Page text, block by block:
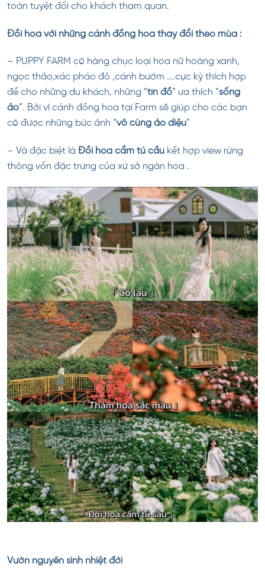
toàn tuyệt đối cho khách tham quan.
Đồi hoa với những cánh đồng hoa thay đổi theo mùa :
– PUPPY FARM có hàng chục loại hoa nữ hoàng xanh,
ngọc thảo,xác pháo đỏ ,cánh bướm ….cực kỳ thích hợp
để cho những du khách, những “tín đồ” ưa thích “sống
ảo”. Bởi vì cánh đồng hoa tại Farm sẽ giúp cho các bạn
có được những bức ảnh “vô cùng ảo diệu”
– Và đặc biệt là Đồi hoa cẩm tú cầu kết hợp view rừng
thông vốn đặc trưng của xứ sở ngàn hoa .
Vườn nguyên sinh nhiệt đới